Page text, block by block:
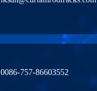
0086-757-86603552